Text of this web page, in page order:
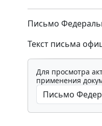
Письмо
Текст письма
Для просмотра
применения